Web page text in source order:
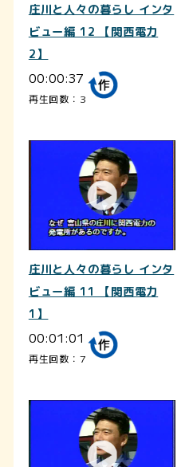
庄川と人々の暮らし インタ
ビュー編 12 【関西電力
2】
00:00:37
再生回数：3
庄川と人々の暮らし インタ
ビュー編 11 【関西電力
1】
00:01:01
再生回数：7